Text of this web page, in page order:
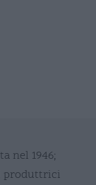
nel 1946;
produttrici